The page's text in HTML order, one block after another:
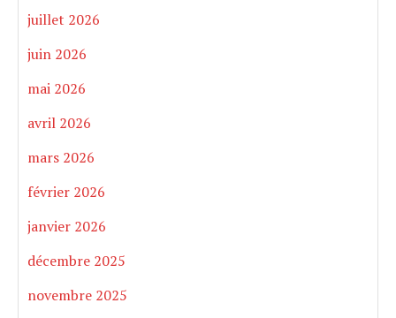
juillet 2026
juin 2026
mai 2026
avril 2026
mars 2026
février 2026
janvier 2026
décembre 2025
novembre 2025